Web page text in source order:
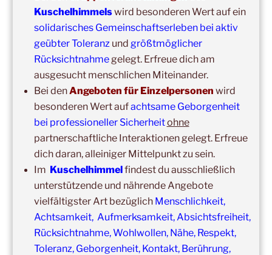
Copyright © 2017-2026
Kuschelhimmel
Alle Rechte vorbehalten.
in unseren Veranstaltungsräumen möglich!
Was schon immer galt und weiter gilt:Fühlst du dich krank
und/oder hast Erkältungssymptome, dann verzichte bitte
vorübergehend auf die Teilnahme.
Der nächste Termin ist nicht weit entfernt.
Kuschelhimmelswird besonderen Wert auf ein
solidarisches Gemeinschaftserleben bei aktiv
geübter Toleranz und größtmöglicher
Rücksichtnahmegelegt. Erfreue dich am
ausgesucht menschlichen Miteinander.
Bei denAngeboten für Einzelpersonen wird
besonderen Wert aufachtsame Geborgenheit
bei professioneller Sicherheitohne
partnerschaftliche Interaktionen gelegt. Erfreue
dich daran, alleiniger Mittelpunkt zu sein.
Im Kuschelhimmelfindest du ausschließlich
unterstützende und nährende Angebote
vielfältigster Art bezüglich Menschlichkeit,
Achtsamkeit, Aufmerksamkeit, Absichtsfreiheit,
Rücksichtnahme, Wohlwollen, Nähe, Respekt,
Toleranz, Geborgenheit, Kontakt, Berührung,